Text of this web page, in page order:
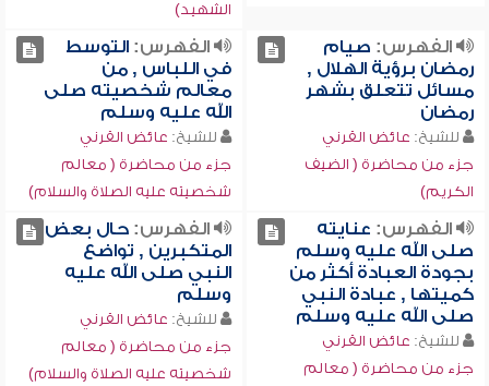
الشهيد)
الفهرس: صيام
رمضان برؤية الهلال ,
مسائل تتعلق بشهر
رمضان
للشيخ: عائض القرني
جزء من محاضرة ( الضيف
الكريم)
الفهرس:التوسط
في اللباس , من
معالم شخصيته صلى
الله عليه وسلم
للشيخ: عائض القرني
جزء من محاضرة ( معالم
شخصيته عليه الصلاة والسلام)
الفهرس: عنايته
صلى الله عليه وسلم
بجودة العبادة أكثر من
كميتها , عبادة النبي
صلى الله عليه وسلم
للشيخ: عائض القرني
جزء من محاضرة ( معالم
الفهرس:حال بعض
المتكبرين , تواضع
النبي صلى الله عليه
وسلم
للشيخ: عائض القرني
جزء من محاضرة ( معالم
شخصيته عليه الصلاة والسلام)